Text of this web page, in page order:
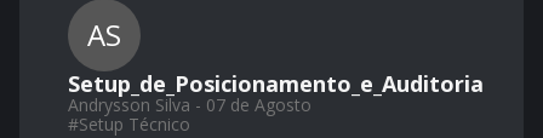
AS
Setup_de_Posicionamento_e_Auditoria
Andrysson Silva - 07 de Agosto
#Setup Técnico